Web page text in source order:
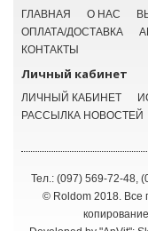
ГЛАВНАЯ О НАС
ОПЛАТА/ДОСТАВКА
КОНТАКТЫ
Личный кабинет
ЛИЧНЫЙ КАБИНЕТ
РАССЫЛКА НОВОСТЕЙ
Тел.: (097) 569-72-48,
© Roldom 2018. Все